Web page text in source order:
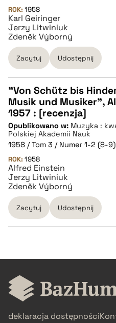
BIBTEX
pobierz cytat
ROK: 1958
Karl Geiringer
Jerzy Litwiniuk
Zdeněk Výborný
Zacytuj Udostępnij
CZYSTY TEKST
pobierz cytat
BIBTEX
pobierz cytat
"Von Schütz bis
Musik und Musiker",
1957 : [recenzja]
Opublikowano w: Muzyka :
Polskiej Akademii Nauk
1958 / Tom 3 / Numer 1-2 (8-
ROK: 1958
Alfred Einstein
Jerzy Litwiniuk
Zdeněk Výborný
Zacytuj Udostępnij
CZYSTY TEKST
pobierz cytat
deklaracja dostępności